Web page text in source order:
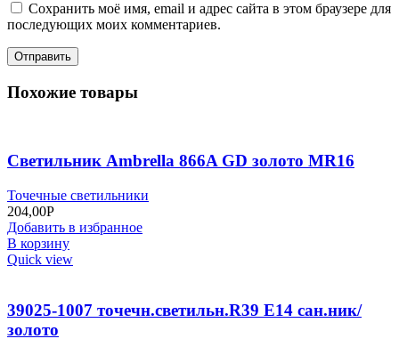
Сохранить моё имя, email и адрес сайта в этом браузере для
последующих моих комментариев.
Похожие товары
Светильник Ambrella 866A GD золото MR16
Точечные светильники
204,00Р
Добавить в избранное
В корзину
Quick view
39025-1007 точечн.светильн.R39 Е14 сан.ник/
золото